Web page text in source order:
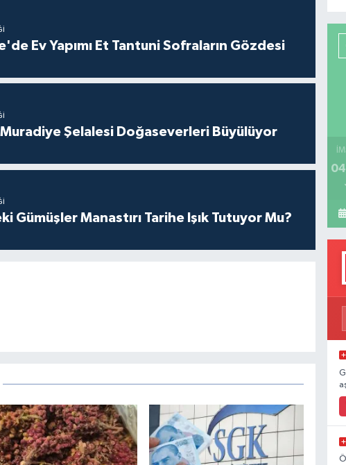
Ev Yapımı Et Tantuni Sofraların Gözdesi
Şelalesi Doğaseverleri Büyülüyor
Gümüşler Manastırı Tarihe Işık Tutuyor Mu?